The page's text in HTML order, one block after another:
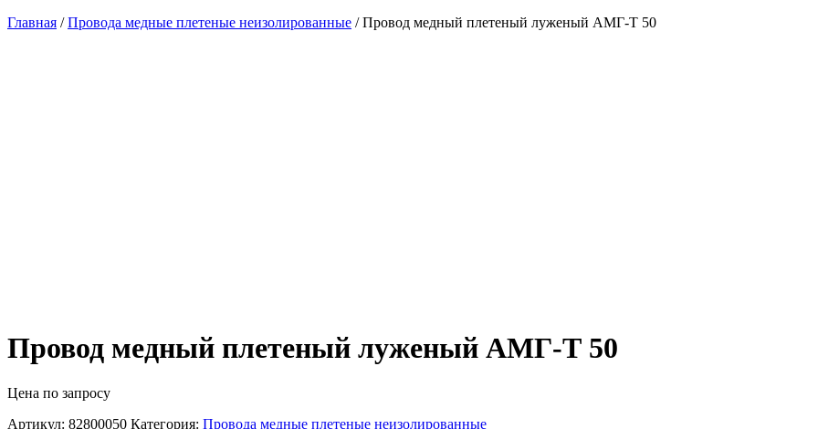
Главная /Провода медные плетеные неизолированные / Провод медный плетеный луженый АМГ-Т 50
Провод медный плетеный луженый АМГ-Т 50
Цена по запросу
Артикул: 82800050 Категория: Провода медные плетеные неизолированные